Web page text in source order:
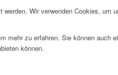
Wir verwenden Cookies,
mehr zu erfahren. Sie können
können.